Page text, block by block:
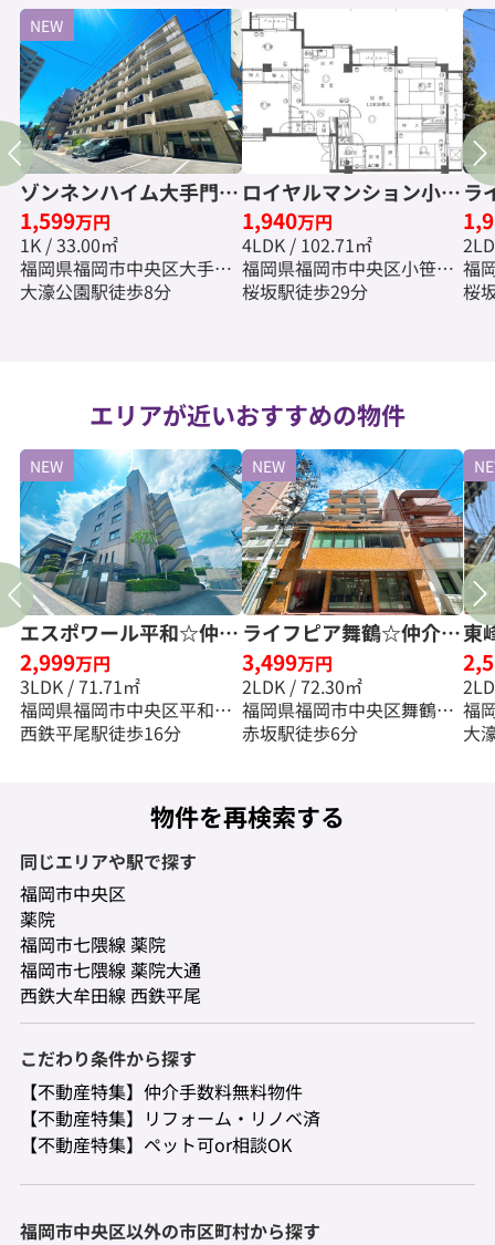
NEW
ゾンネンハイム大手門☆
仲介手数料無料☆
1,599万円
1K / 33.00㎡
福岡県福岡市中央区大手門
２丁目
大濠公園駅徒歩8分
ロイヤルマンション小笹
☆仲介手数料無料☆
1,940万円
4LDK / 102.71㎡
福岡県福岡市中央区小笹２
丁目
桜坂駅徒歩29分
ラ
尾
☆
福
丁
桜
エリアが近いおすすめの物件
NEW
エスポワール平和☆仲介
手数料無料☆
2,999万円
3LDK / 71.71㎡
福岡県福岡市中央区平和３
丁目
西鉄平尾駅徒歩16分
NEW
ライフピア舞鶴☆仲介手
数料無料☆
3,499万円
2LDK / 72.30㎡
福岡県福岡市中央区舞鶴３
丁目
赤坂駅徒歩6分
東
仲
福
丁
大
物件を再検索する
同じエリアや駅で探す
福岡市中央区
薬院
福岡市七隈線 薬院
福岡市七隈線 薬院大通
西鉄大牟田線 西鉄平尾
こだわり条件から探す
【不動産特集】仲介手数料無料物件
【不動産特集】リフォーム・リノベ済
【不動産特集】ペット可or相談OK
福岡市中央区以外の市区町村から探す